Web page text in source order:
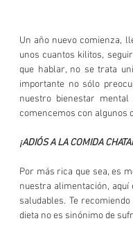
Un año nuevo comienza,
unos cuantos kilitos,
que hablar, no se trata
importante no sólo
nuestro bienestar
comencemos con algunos
¡ADIÓS A LA COMIDA
Por más rica que sea, es
nuestra alimentación,
saludables. Te
dieta no es sinónimo de